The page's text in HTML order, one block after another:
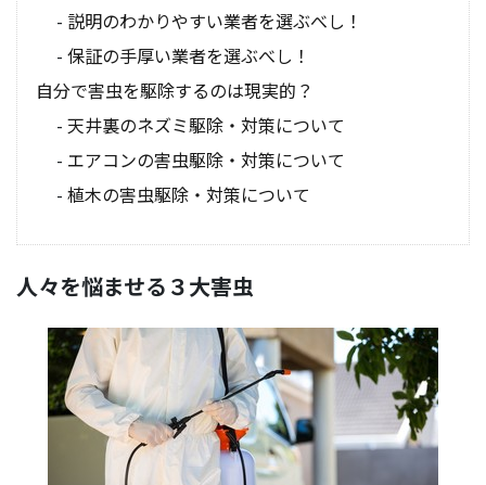
説明のわかりやすい業者を選ぶべし！
保証の手厚い業者を選ぶべし！
自分で害虫を駆除するのは現実的？
天井裏のネズミ駆除・対策について
エアコンの害虫駆除・対策について
植木の害虫駆除・対策について
人々を悩ませる３大害虫